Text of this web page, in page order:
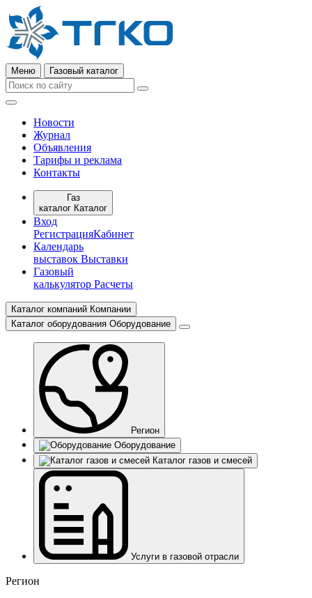
Меню Газовый каталог
Новости
Журнал
Объявления
Тарифы и реклама
Контакты
Газ
каталог Каталог
Вход
РегистрацияКабинет
Календарь
выставок Выставки
Газовый
калькулятор Расчеты
Каталог компаний Компании
Каталог оборудования Оборудование
Регион
Оборудование
Каталог газов и смесей
Услуги в газовой отрасли
Регион